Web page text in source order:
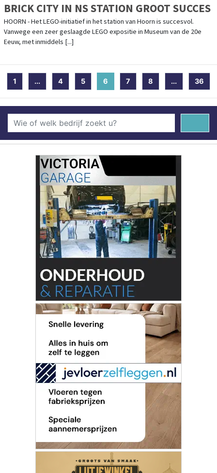
BRICK CITY IN NS STATION GROOT SUCCES
HOORN - Het LEGO-initiatief in het station van Hoorn is succesvol.
Vanwege een zeer geslaagde LEGO expositie in Museum van de 20e
Eeuw, met inmiddels [...]
1 ... 4 5 6 (current)
7 8 ... 36